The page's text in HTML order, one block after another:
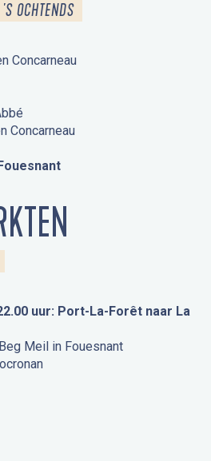
OCHTENDS
Concarneau
Concarneau
uur: Port-La-Forêt naar La
Meil in Fouesnant